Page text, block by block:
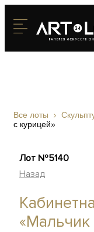
Все лоты
с курицей»
Лот №5140
Назад
«Мальчик